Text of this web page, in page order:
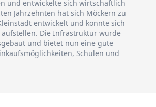
und entwickelte sich wirtschaftlich
Jahrzehnten hat sich Möckern zu
entwickelt und konnte sich
Die Infrastruktur wurde
und bietet nun eine gute
Schulen und